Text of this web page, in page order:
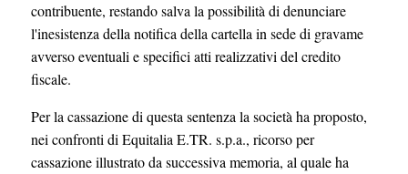
contribuente, restando salva la possibilità di denunciare
l'inesistenza della notifica della cartella in sede di gravame
avverso eventuali e specifici atti realizzativi del credito
fiscale.
Per la cassazione di questa sentenza la società ha proposto,
nei confronti di Equitalia E.TR. s.p.a., ricorso per
cassazione illustrato da successiva memoria, al quale ha